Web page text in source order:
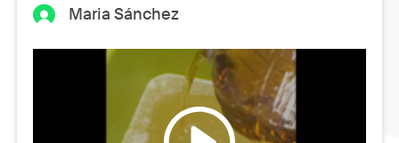
Maria Sánchez